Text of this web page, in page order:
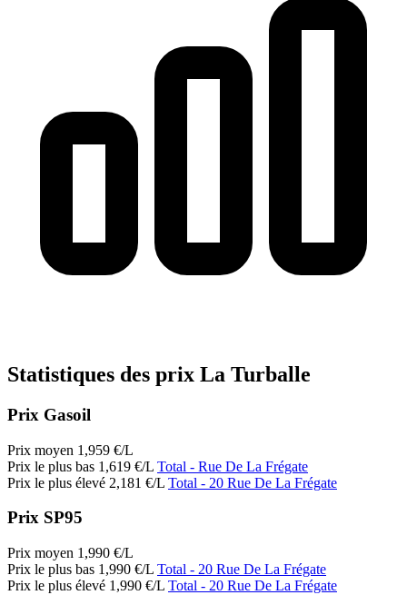
Statistiques des prix La Turballe
Prix Gasoil
Prix moyen 1,959 €/L
Prix le plus bas 1,619 €/L Total - Rue De La Frégate
Prix le plus élevé 2,181 €/L Total - 20 Rue De La Frégate
Prix SP95
Prix moyen 1,990 €/L
Prix le plus bas 1,990 €/L Total - 20 Rue De La Frégate
Prix le plus élevé 1,990 €/L Total - 20 Rue De La Frégate